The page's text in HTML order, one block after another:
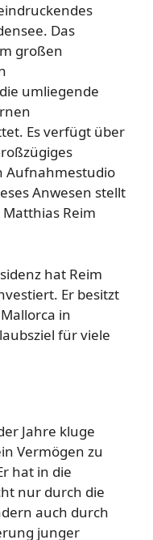
Das
großen
umliegende
Es verfügt über
Aufnahmestudio
Anwesen stellt
Reim
hat Reim
Er besitzt
in
für viele
Jahre kluge
Vermögen zu
hat in die
nur durch die
auch durch
junger